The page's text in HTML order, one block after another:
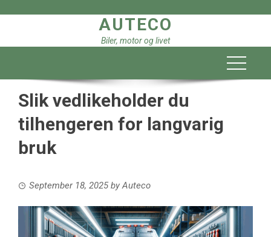
AUTECO
Biler, motor og livet
Slik vedlikeholder du
tilhengeren for langvarig
bruk
September 18, 2025byAuteco